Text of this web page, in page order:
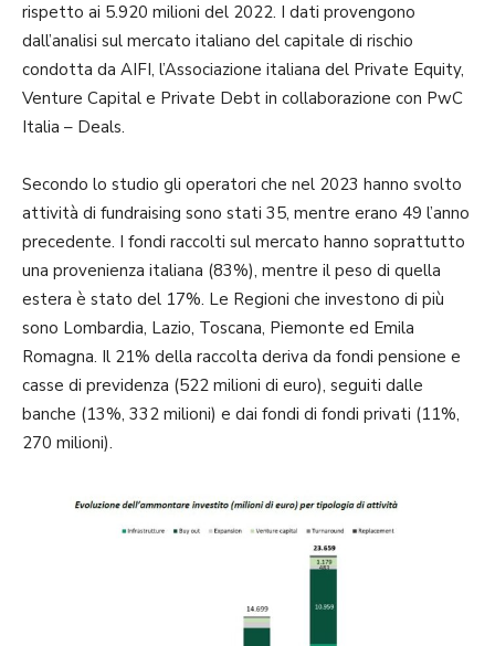
rispetto ai 5.920 milioni del 2022. I dati provengono
dall’analisi sul mercato italiano del capitale di rischio
condotta da AIFI, l’Associazione italiana del Private Equity,
Venture Capital e Private Debt in collaborazione con PwC
Italia – Deals.
Secondo lo studio gli operatori che nel 2023 hanno svolto
attività di fundraising sono stati 35, mentre erano 49 l’anno
precedente. I fondi raccolti sul mercato hanno soprattutto
una provenienza italiana (83%), mentre il peso di quella
estera è stato del 17%. Le Regioni che investono di più
sono Lombardia, Lazio, Toscana, Piemonte ed Emila
Romagna. Il 21% della raccolta deriva da fondi pensione e
casse di previdenza (522 milioni di euro), seguiti dalle
banche (13%, 332 milioni) e dai fondi di fondi privati (11%,
270 milioni).